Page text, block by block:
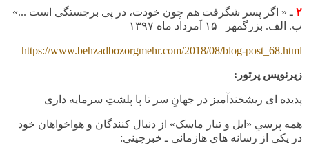
۲ ـ « اگر پسر شگرفت هم چون خودت، در پی برجستگی است ...»
ب. الف. بزرگمهر ۱۵ اَمرداد ماه ۱۳۹۷
https://www.behzadbozorgmehr.com/2018/08/blog-post_68.html
زیرنویس پرتور:
پدیده ای ریشخندآمیز در جهانِ سر تا پا پلشتِ سرمایه داری
همه پرسیِ «ایل و تبار ماسک» از دنبال کنندگان و هواخواهان خود
در یکی از رسانه های هازمانی ـ خبرچینی: